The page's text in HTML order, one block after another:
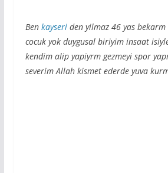
Ben kayseriden yilmaz 46 yas
cocuk yok duygusal biriyim insaat
kendim alip yapiyrm gezmeyi spor
severim Allah kismet ederde yuva